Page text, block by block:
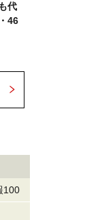
代
46
100